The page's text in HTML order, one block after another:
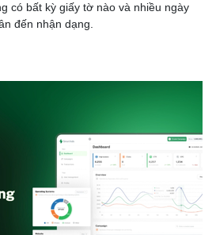
có bất kỳ giấy tờ nào và nhiều ngày
đến nhận dạng.